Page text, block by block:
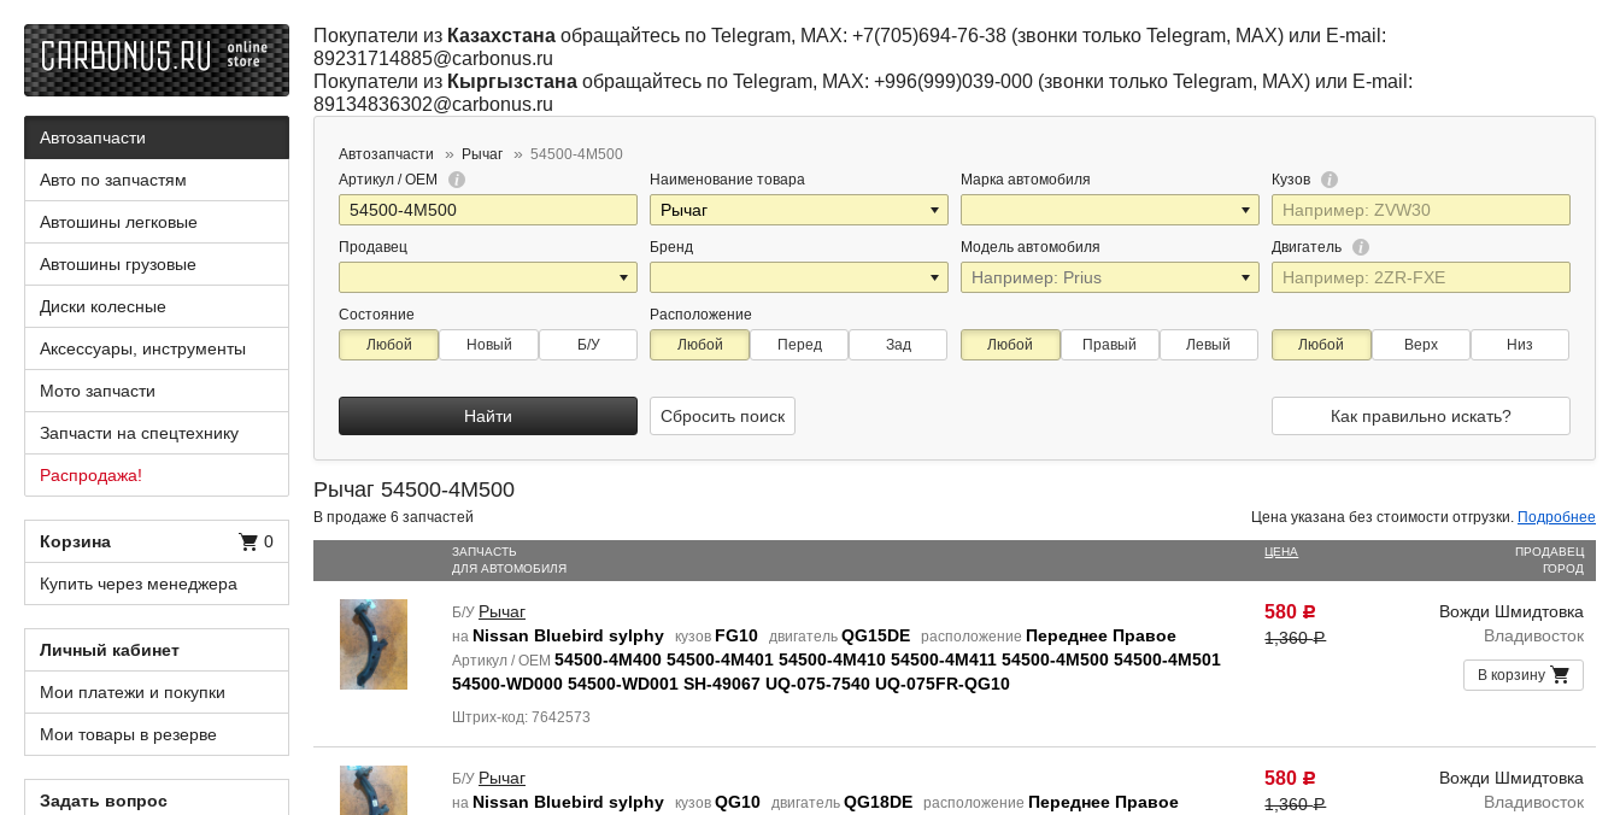
Покупатели из Казахстана обращайтесь по Telegram, MAX: +7(705)694-76-38 (звонки только Telegram, MAX) или E-mail:
89231714885@carbonus.ru
Покупатели из Кыргызстана обращайтесь по Telegram, MAX: +996(999)039-000 (звонки только Telegram, MAX) или E-mail:
89134836302@carbonus.ru
Автозапчасти Рычаг
54500-4M500
Артикул / OEM
Продавец
Наименование товара
Бренд
Марка автомобиля
Модель автомобиля
Кузов
Двигатель
Состояние
Любой
Новый Б/У
Расположение
Любой
Перед Зад Любой Правый Левый Любой Верх Низ
Найти Сбросить поиск Как правильно искать?
Рычаг 54500-4M500
В продаже 6 запчастей Цена указана без стоимости отгрузки. Подробнее
ЗАПЧАСТЬ
ДЛЯ АВТОМОБИЛЯ
ЦЕНА
ПРОДАВЕЦ
ГОРОД
Б/У Рычаг
на Nissan Bluebird sylphy кузов FG10 двигатель QG15DE расположение Переднее Правое
Артикул / OEM 54500-4M400 54500-4M401 54500-4M410 54500-4M411 54500-4M500 54500-4M501
54500-WD000 54500-WD001 SH-49067 UQ-075-7540 UQ-075FR-QG10
Штрих-код: 7642573
580 Р
1,360Р
Вожди Шмидтовка
Владивосток
В корзину
Б/У Рычаг
на Nissan Bluebird sylphy кузов QG10 двигатель QG18DE расположение Переднее Правое
580 Р
1,360Р
Вожди Шмидтовка
Владивосток
Автозапчасти
Авто по запчастям
Автошины легковые
Автошины грузовые
Диски колесные
Аксессуары, инструменты
Мото запчасти
Запчасти на спецтехнику
Распродажа!
Корзина 0
Купить через менеджера
Личный кабинет
Мои платежи и покупки
Мои товары в резерве
Задать вопрос